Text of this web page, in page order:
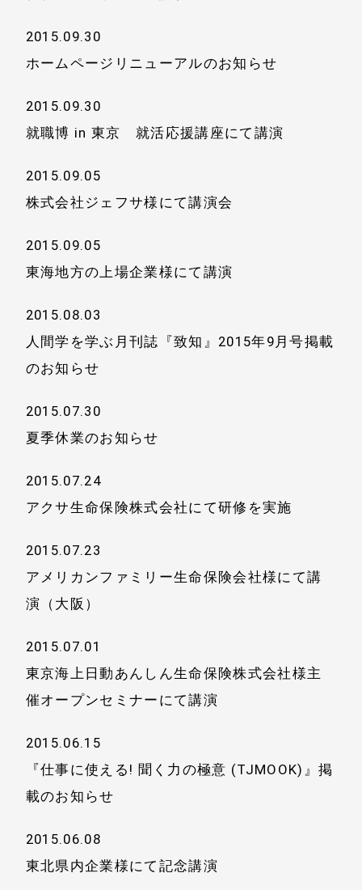
2015.09.30
ホームページリニューアルのお知らせ
2015.09.30
就職博 in 東京 就活応援講座にて講演
2015.09.05
株式会社ジェフサ様にて講演会
2015.09.05
東海地方の上場企業様にて講演
2015.08.03
人間学を学ぶ月刊誌『致知』2015年9月号掲載
のお知らせ
2015.07.30
夏季休業のお知らせ
2015.07.24
アクサ生命保険株式会社にて研修を実施
2015.07.23
アメリカンファミリー生命保険会社様にて講
演（大阪）
2015.07.01
東京海上日動あんしん生命保険株式会社様主
催オープンセミナーにて講演
2015.06.15
『仕事に使える! 聞く力の極意 (TJMOOK)』掲
載のお知らせ
2015.06.08
東北県内企業様にて記念講演